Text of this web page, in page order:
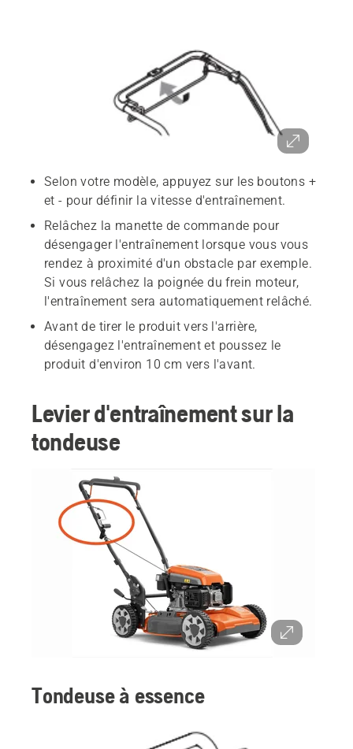
Selon votre modèle, appuyez sur les boutons +
et - pour définir la vitesse d'entraînement.
Relâchez la manette de commande pour
désengager l'entraînement lorsque vous vous
rendez à proximité d'un obstacle par exemple.
Si vous relâchez la poignée du frein moteur,
l'entraînement sera automatiquement relâché.
Avant de tirer le produit vers l'arrière,
désengagez l'entraînement et poussez le
produit d'environ 10 cm vers l'avant.
Levier d'entraînement sur la
tondeuse
Tondeuse à essence